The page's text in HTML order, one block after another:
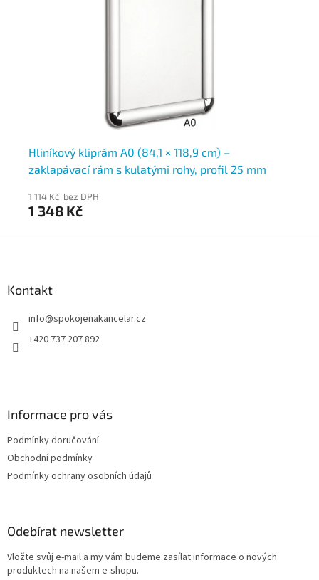
Hliníkový kliprám A0 (84,1 × 118,9 cm) –
zaklapávací rám s kulatými rohy, profil 25 mm
1 114 Kč bez DPH
1 348 Kč
Kontakt
info@spokojenakancelar.cz
+420 737 207 892
Informace pro vás
Podmínky doručování
Obchodní podmínky
Podmínky ochrany osobních údajů
Odebírat newsletter
Vložte svůj e-mail a my vám budeme zasílat informace o nových
produktech na našem e-shopu.